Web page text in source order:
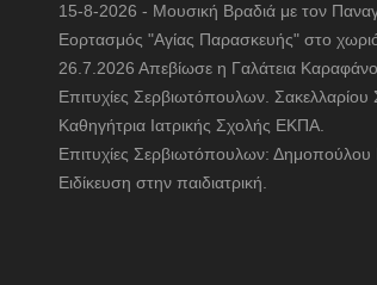
15-8-2026 - Μουσική Βραδιά με τον
Εορτασμός "Αγίας Παρασκευής" στο
26.7.2026 Απεβίωσε η Γαλάτεια
Επιτυχίες Σερβιωτόπουλων. Σακελλαρίου
Καθηγήτρια Ιατρικής Σχολής ΕΚΠΑ.
Επιτυχίες Σερβιωτόπουλων: Δημοπούλου
Ειδίκευση στην παιδιατρική.